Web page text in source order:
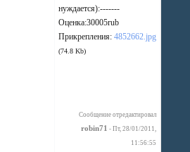
нуждается):-------
Оценка:30005rub
Прикрепления:4852662.jpg
(74.8 Kb)
Сообщение отредактировал
robin71 -Пт, 28/01/2011,
11:56:55